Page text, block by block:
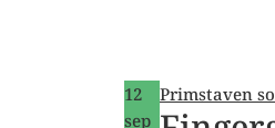
12
sep
Primstaven